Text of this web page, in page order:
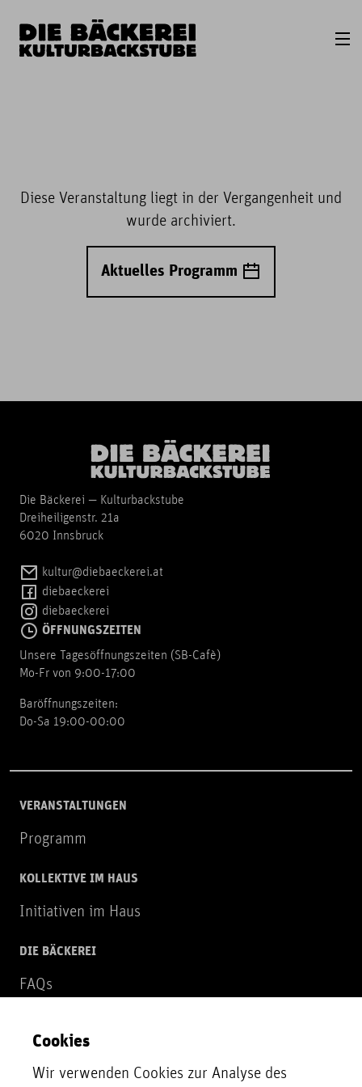
Diese Veranstaltung liegt in der Vergangenheit und
wurde archiviert.
Aktuelles Programm
Die Bäckerei — Kulturbackstube
Dreiheiligenstr. 21a
6020 Innsbruck
kultur@diebaeckerei.at
diebaeckerei
diebaeckerei
ÖFFNUNGSZEITEN
Unsere Tagesöffnungszeiten (SB-Cafè)
Mo-Fr von 9:00-17:00
Baröffnungszeiten:
Do-Sa 19:00-00:00
VERANSTALTUNGEN
Programm
KOLLEKTIVE IM HAUS
Initiativen im Haus
DIE BÄCKEREI
FAQs
NEWSLETTER
Zur Newsletter Anmeldung
Cookies
Wir verwenden Cookies zur Analyse des